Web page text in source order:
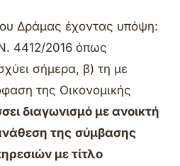
Δράμας έχοντας υπόψη:
Ν. 4412/2016 όπως
σήμερα, β) τη με
της Οικονομικής
διαγωνισμό με ανοικτή
της σύμβασης
με τίτλο